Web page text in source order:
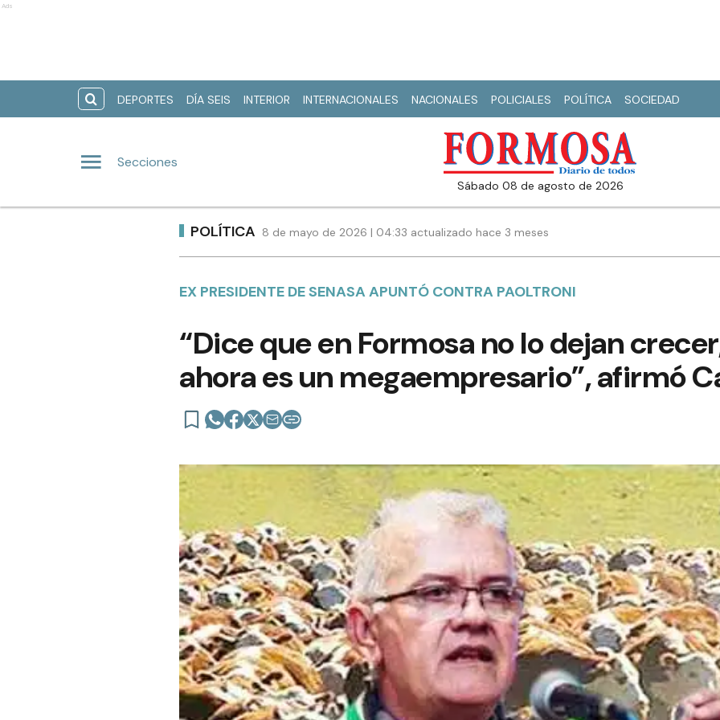
Ads
DEPORTES DÍA SEIS INTERIOR INTERNACIONALES NACIONALES POLICIALES POLÍTICA SOCIEDAD
Secciones
sábado 08 de agosto de 2026
POLÍTICA 8 de mayo de 2026 | 04:33 actualizado hace 3 meses
EX PRESIDENTE DE SENASA APUNTÓ CONTRA PAOLTRONI
“Dice que en Formosa no lo dejan
ahora es un megaempresario”, afirmó